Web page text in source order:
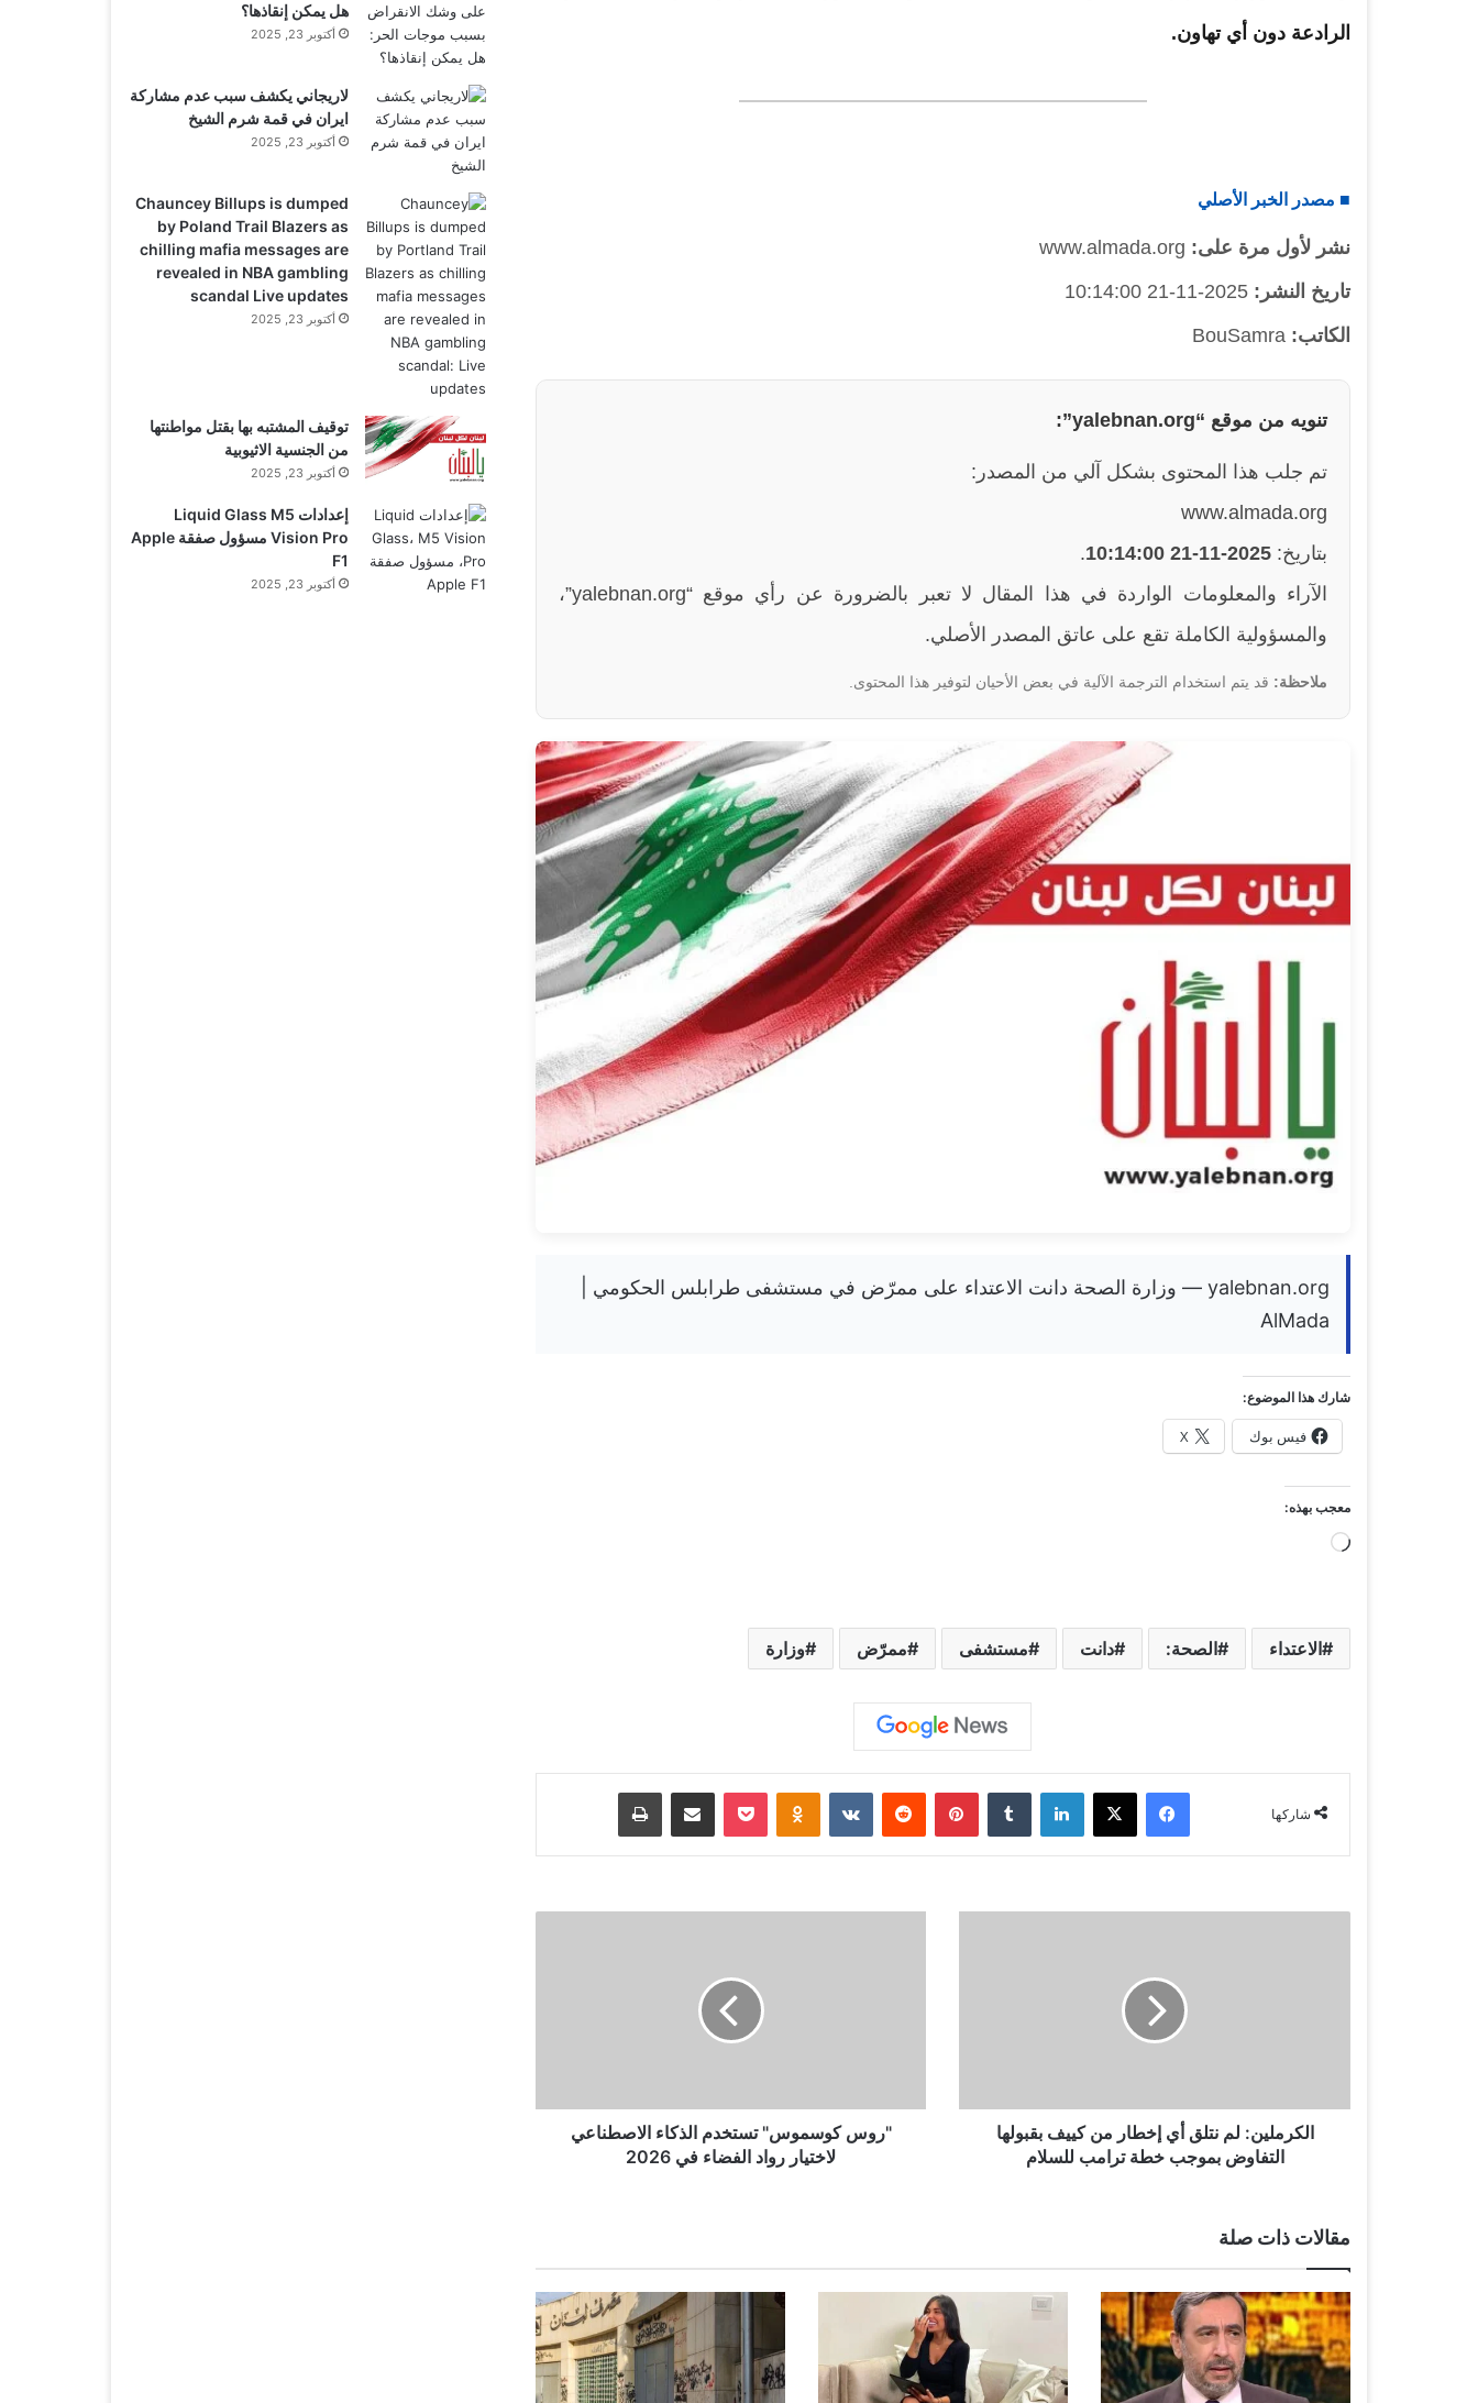
الرادعة دون أي تهاون.
■ مصدر الخبر الأصلي
نشر لأول مرة على: www.almada.org
تاريخ النشر: 2025-11-21 10:14:00
الكاتب: BouSamra
تنويه من موقع “yalebnan.org”:
تم جلب هذا المحتوى بشكل آلي من المصدر:
www.almada.org
بتاريخ: 2025-11-21 10:14:00
.
الآراء والمعلومات الواردة في هذا المقال لا تعبر بالضرورة عن رأي موقع “yalebnan.org”،
والمسؤولية الكاملة تقع على عاتق المصدر الأصلي.
ملاحظة: قد يتم استخدام الترجمة الآلية في بعض الأحيان لتوفير هذا المحتوى.
yalebnan.org — وزارة الصحة دانت الاعتداء على ممرّض في مستشفى طرابلس الحكومي |
AlMada
شارك هذا الموضوع:
فيس بوك X
معجب بهذه:
ج
ي
ا
ح
م
…
الاعتداء الصحة: دانت مستشفى ممرّض وزارة
شاركها
فيسبوك ‫X لينكدإن بينتيريست ‏VKontakte
:
ق
أ
ي
إ
خ
ط
الكرملين: لم نتلق أي إخطار من كييف بقبولها
التفاوض بموجب خطة ترامب للسلام
و
د
م
ا
ل
ذ
ك
"روس كوسموس" تستخدم الذكاء الاصطناعي
لاختيار رواد الفضاء في 2026
مقالات ذات صلة
هل يمكن إنقاذها؟
أكتوبر 23, 2025
لاريجاني يكشف سبب عدم مشاركة
ايران في قمة شرم الشيخ
أكتوبر 23, 2025
Chauncey Billups is dumped
by Poland Trail Blazers as
chilling mafia messages are
revealed in NBA gambling
scandal Live updates
أكتوبر 23, 2025
توقيف المشتبه بها بقتل مواطنتها
من الجنسية الاثيوبية
أكتوبر 23, 2025
إعدادات Liquid Glass M5
Vision Pro مسؤول صفقة Apple
F1
أكتوبر 23, 2025